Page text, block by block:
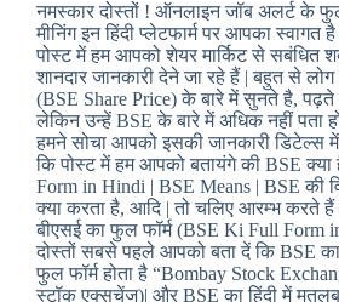
Form
in
Hindi
नमस्कार दोस्तों ! ऑनलाइन जॉब अलर्ट के
मीनिंग इन हिंदी प्लेटफार्म पर आपका स्वागत
पोस्ट में हम आपको शेयर मार्किट से सबंधित
शानदार जानकारी देने जा रहे हैं | बहुत से लोग
(BSE Share Price) के बारे में सुनते है,
लेकिन उन्हें BSE के बारे में अधिक नहीं पता
हमने सोचा आपको इसकी जानकारी डिटेल्स
कि पोस्ट में हम आपको बतायंगे की BSE क्या
Form in Hindi | BSE Means | BSE की
क्या करता है, आदि | तो चलिए आरम्भ करते हैं
बीएसई का फुल फॉर्म (BSE Ki Full Form
दोस्तों सबसे पहले आपको बता दें कि BSE
फुल फॉर्म होता है “Bombay Stock
स्टॉक एक्सचेंज)| और BSE का हिंदी में